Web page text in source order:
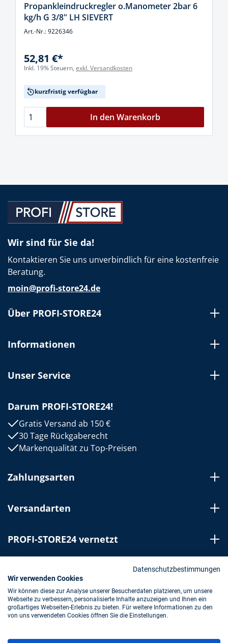
Propankleindruckregler o.Manometer 2bar 6
kg/h G 3/8" LH SIEVERT
Art.-Nr.: 9226346
52,81 €*
Inkl. 19% Steuern, exkl. Versandkosten
kurzfristig verfügbar
In den Warenkorb
Wir sind für Sie da!
Kontaktieren Sie uns unverbindlich für eine kostenfreie
Beratung.
moin@profi-store24.de
Über PROFI-STORE24
Informationen
Unser Service
Darum PROFI-STORE24!
Gratis Versand ab 150 €
30 Tage Rückgaberecht
Markenqualität zu Top-Preisen
Zahlungsarten
Versandarten
PROFI-STORE24 vernetzt
Bestellung widerrufen
Impressum AGB Datenschutz
* Alle Preise inkl. gesetzl. Mehrwertsteuer zzgl.
Datenschutzbestimmungen
Wir verwenden Cookies
Wir können diese zur Analyse unserer Besucherdaten platzieren, um unsere
Webseite zu verbessern, personalisierte Inhalte anzuzeigen und Ihnen ein
großartiges Webseiten-Erlebnis zu bieten. Für weitere Informationen zu den
von uns verwendeten Cookies öffnen Sie die Einstellungen.